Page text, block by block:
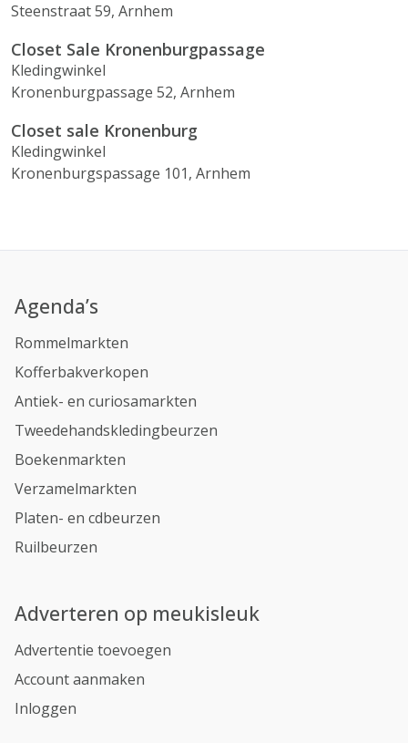
Steenstraat 59, Arnhem
Closet Sale Kronenburgpassage
Kledingwinkel
Kronenburgpassage 52, Arnhem
Closet sale Kronenburg
Kledingwinkel
Kronenburgspassage 101, Arnhem
Agenda’s
Rommelmarkten
Kofferbakverkopen
Antiek- en curiosamarkten
Tweedehandskledingbeurzen
Boekenmarkten
Verzamelmarkten
Platen- en cdbeurzen
Ruilbeurzen
Adverteren op meukisleuk
Advertentie toevoegen
Account aanmaken
Inloggen